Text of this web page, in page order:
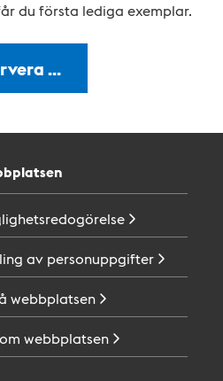
du första lediga exemplar.
…
av personuppgifter
webbplatsen
webbplatsen